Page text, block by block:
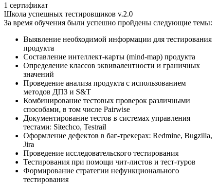
1 сертификат
Школа успешных тестировщиков v.2.0
За время обучения были успешно пройдены следующие темы:
Выявление необходимой информации для тестирования
продукта
Составление интеллект-карты (mind-map) продукта
Определение классов эквивалентности и граничных
значений
Проведение анализа продукта с использованием
методов ДПЗ и S&T
Комбинирование тестовых проверок различными
способами, в том числе Pairwise
Документирование тестов в системах управления
тестами: Sitechсo, Testrail
Оформление дефектов в баг-трекерах: Redmine, Bugzilla,
Jira
Проведение исследовательского тестирования
Тестирования при помощи чит-листов и тест-туров
Формирование стратегии нефункционального
тестирования